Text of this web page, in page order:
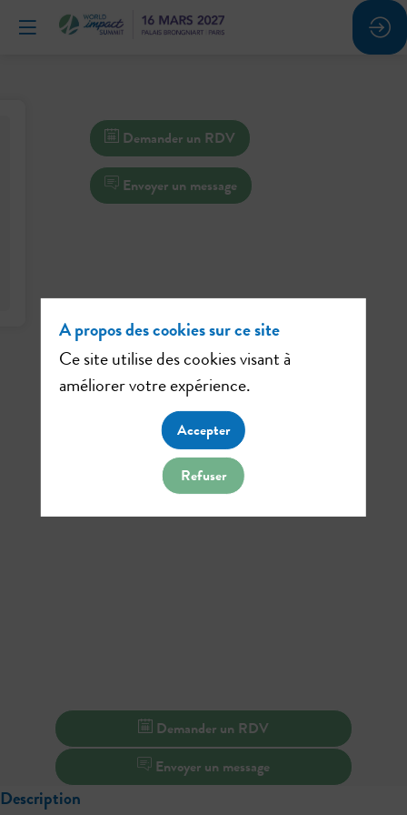
Demander un RDV
Envoyer un message
Demander un RDV
Envoyer un message
Description
A propos des cookies sur ce site
Ce site utilise des cookies visant à
améliorer votre expérience.
Accepter
Refuser